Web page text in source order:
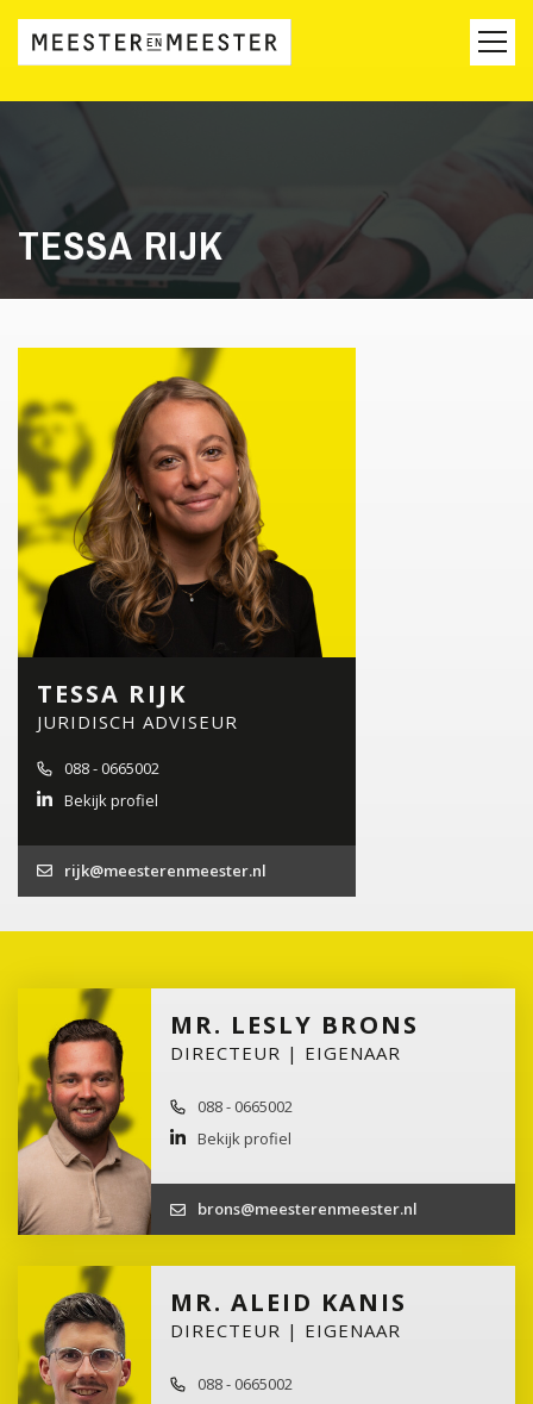
TESSA RIJK
TESSA RIJK
JURIDISCH ADVISEUR
088 - 0665002
Bekijk profiel
rijk@meesterenmeester.nl
MR. LESLY BRONS
DIRECTEUR | EIGENAAR
088 - 0665002
Bekijk profiel
brons@meesterenmeester.nl
MR. ALEID KANIS
DIRECTEUR | EIGENAAR
088 - 0665002